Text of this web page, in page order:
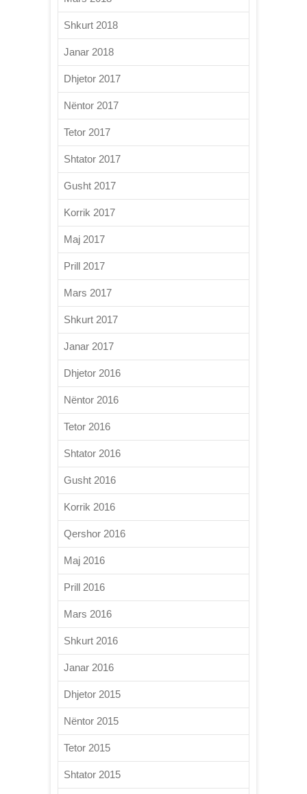
Shkurt 2018
Janar 2018
Dhjetor 2017
Nëntor 2017
Tetor 2017
Shtator 2017
Gusht 2017
Korrik 2017
Maj 2017
Prill 2017
Mars 2017
Shkurt 2017
Janar 2017
Dhjetor 2016
Nëntor 2016
Tetor 2016
Shtator 2016
Gusht 2016
Korrik 2016
Qershor 2016
Maj 2016
Prill 2016
Mars 2016
Shkurt 2016
Janar 2016
Dhjetor 2015
Nëntor 2015
Tetor 2015
Shtator 2015